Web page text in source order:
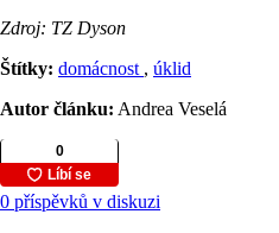
Zdroj: TZ Dyson
Štítky: domácnost , úklid
Autor článku: Andrea Veselá
0 příspěvků v diskuzi